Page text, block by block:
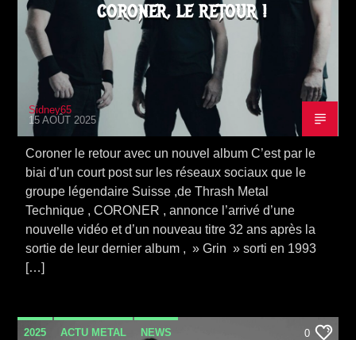
CORONER, LE RETOUR !
Sidney65
15 AOÛT 2025
Coroner le retour avec un nouvel album C’est par le
biai d’un court post sur les réseaux sociaux que le
groupe légendaire Suisse ,de Thrash Metal
Technique , CORONER , annonce l’arrivé d’une
nouvelle vidéo et d’un nouveau titre 32 ans après la
sortie de leur dernier album , » Grin » sorti en 1993
[…]
2025 ACTU METAL NEWS 0